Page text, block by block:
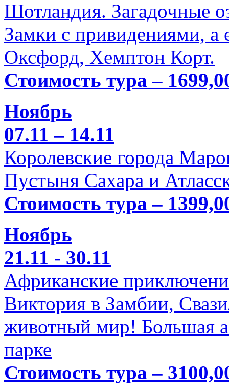
Шотландия. Загадочные
Замки с привидениями,
Оксфорд, Хемптон Корт.
Стоимость тура –
Ноябрь
07.11 – 14.11
Королевские города
Пустыня Сахара и
Стоимость тура –
Ноябрь
21.11 - 30.11
Африканские
Виктория в Замбии,
животный мир! Большая
парке
Стоимость тура –